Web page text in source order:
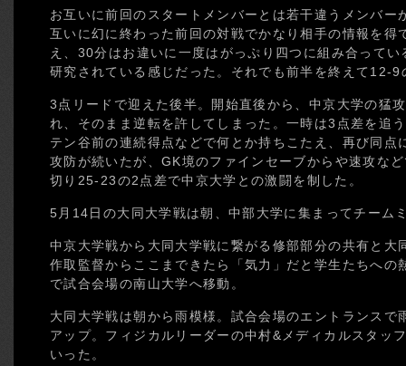
お互いに前回のスタートメンバーとは若干違うメンバー
互いに幻に終わった前回の対戦でかなり相手の情報を得
え、30分はお違いに一度はがっぷり四つに組み合って
研究されている感じだった。それでも前半を終えて12-
3点リードで迎えた後半。開始直後から、中京大学の猛
れ、そのまま逆転を許してしまった。一時は3点差を追
テン谷前の連続得点などで何とか持ちこたえ、再び同点
攻防が続いたが、GK境のファインセーブからや速攻な
切り25-23の2点差で中京大学との激闘を制した。
5月14日の大同大学戦は朝、中部大学に集まってチーム
中京大学戦から大同大学戦に繋がる修部部分の共有と大
作取監督からここまできたら「気力」だと学生たちへの
で試合会場の南山大学へ移動。
大同大学戦は朝から雨模様。試合会場のエントランスで
アップ。フィジカルリーダーの中村&メディカルスタッ
いった。